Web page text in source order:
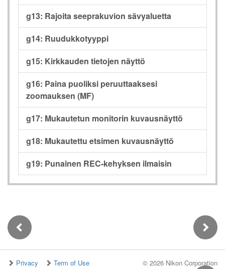
g13: Rajoita seeprakuvion sävyaluetta
g14: Ruudukkotyyppi
g15: Kirkkauden tietojen näyttö
g16: Paina puoliksi peruuttaaksesi
zoomauksen (MF)
g17: Mukautetun monitorin kuvausnäyttö
g18: Mukautettu etsimen kuvausnäyttö
g19: Punainen REC-kehyksen ilmaisin
Privacy Term of Use © 2026 Nikon Corporation